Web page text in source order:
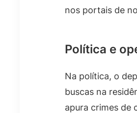
nos portais de
Política e
Na política, o
buscas na
apura crimes de